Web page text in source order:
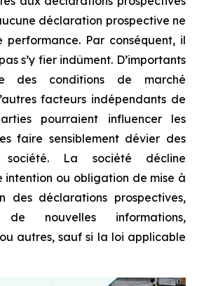
déclaration prospective ne
Par conséquent, il
s’y fier indûment. D’importants
des conditions de marché
facteurs indépendants de
pourraient influencer les
faire sensiblement dévier des
La société décline
intention ou obligation de mise à
des déclarations prospectives,
de nouvelles informations,
autres, sauf si la loi applicable